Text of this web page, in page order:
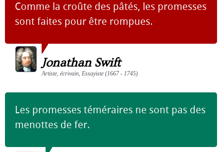
Comme la croûte des pâtés, les promesses
sont faites pour être rompues.
Jonathan Swift
Artiste, écrivain, Essayiste (1667 - 1745)
Les promesses téméraires ne sont pas des
menottes de fer.